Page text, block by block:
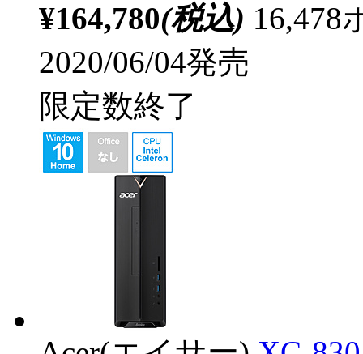
¥164,780(税込) 16,478
2020/06/04発売
限定数終了